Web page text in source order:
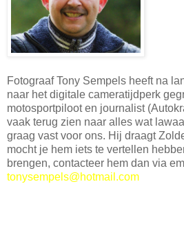
Fotograaf Tony Sempels heeft na
naar het digitale cameratijdperk
motosportpiloot en journalist
vaak terug zien naar alles wat
graag vast voor ons. Hij draagt
mocht je hem iets te vertellen
brengen, contacteer hem dan via
tonysempels@hotmail.com